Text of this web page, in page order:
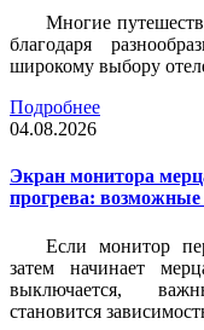
Многие
благодаря
широкому выбору
Подробнее
04.08.2026
Экран монитора
прогрева:
Если монитор
затем начинает
выключается,
становится